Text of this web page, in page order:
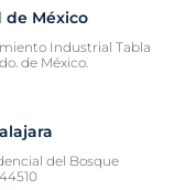
de México
Industrial Tabla
de México.
del Bosque